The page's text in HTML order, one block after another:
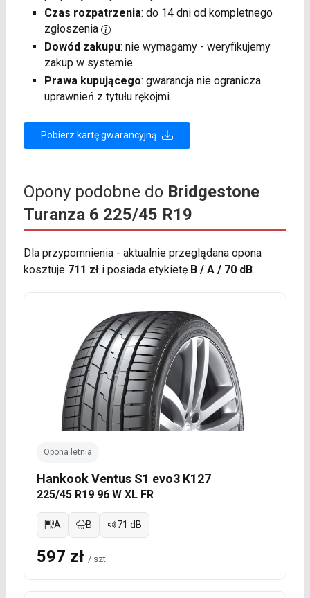
Czas rozpatrzenia: do 14 dni od kompletnego
zgłoszenia
Dowód zakupu: nie wymagamy - weryfikujemy
zakup w systemie.
Prawa kupującego: gwarancja nie ogranicza
uprawnień z tytułu rękojmi.
Pobierz kartę gwarancyjną
Opony podobne do Bridgestone
Turanza 6 225/45 R19
Dla przypomnienia - aktualnie przeglądana opona
kosztuje 711 złi posiada etykietę B / A / 70 dB.
Opona letnia
Hankook Ventus S1 evo3 K127
225/45 R19 96 W XL FR
A B 71 dB
597 zł / szt.